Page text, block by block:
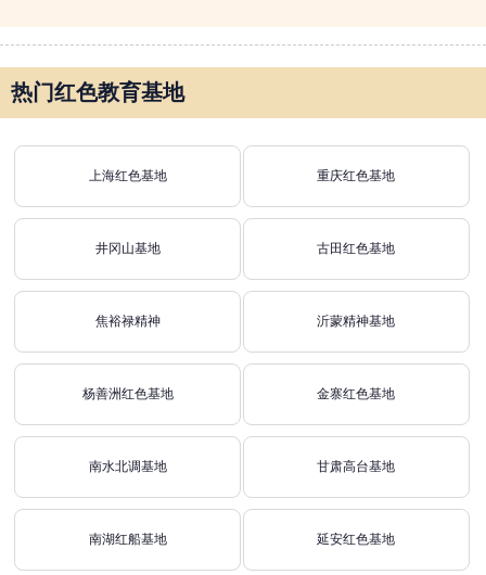
热门红色教育基地
上海红色基地 重庆红色基地
井冈山基地 古田红色基地
焦裕禄精神 沂蒙精神基地
杨善洲红色基地 金寨红色基地
南水北调基地 甘肃高台基地
南湖红船基地 延安红色基地